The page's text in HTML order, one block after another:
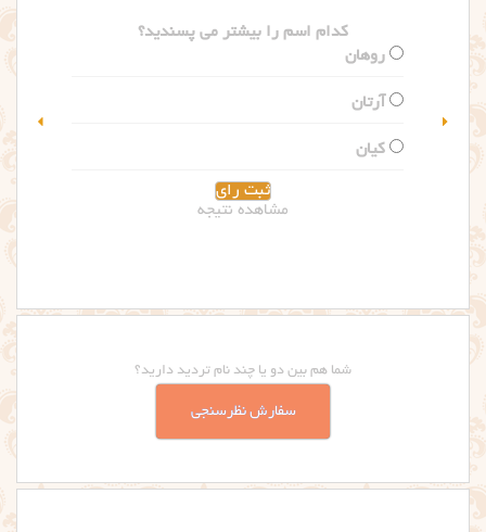
کدام اسم را بیشتر می پسندید؟
مشاهده نتیجه
شما هم بین دو یا چند نام تردید دارید؟
سفارش نظرسنجی